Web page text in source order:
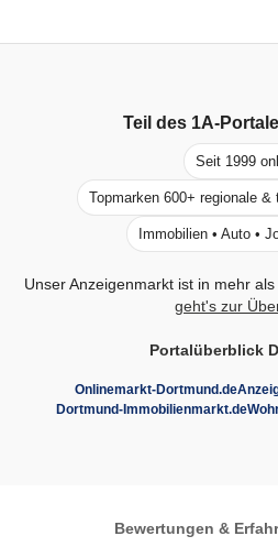
Teil des 1A-Portale
Seit 1999
Topmarken 600+ regionale
Immobilien • Auto •
Unser Anzeigenmarkt ist in mehr
geht's zur
Portalüberblick
Onlinemarkt-Dortmund.de
Dortmund-Immobilienmarkt.de
Bewertungen &